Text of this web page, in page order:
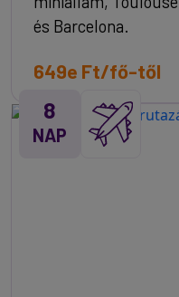
és Barcelona.
649e Ft/fő-től
8
NAP